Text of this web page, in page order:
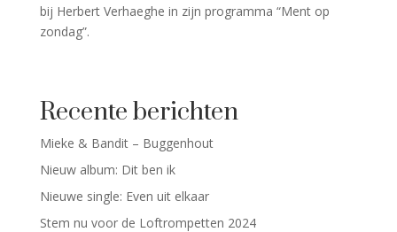
bij Herbert Verhaeghe in zijn programma “Ment op
zondag”.
Recente berichten
Mieke & Bandit – Buggenhout
Nieuw album: Dit ben ik
Nieuwe single: Even uit elkaar
Stem nu voor de Loftrompetten 2024